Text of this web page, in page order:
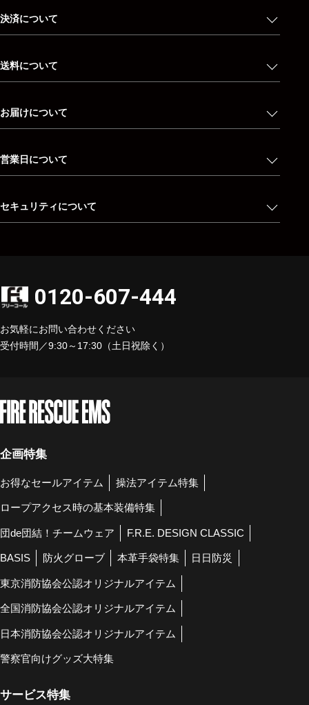
決済について
送料について
お届けについて
営業日について
セキュリティについて
0120-607-444
お気軽にお問い合わせください
受付時間／9:30～17:30（土日祝除く）
企画特集
お得なセールアイテム 操法アイテム特集
ロープアクセス時の基本装備特集
団de団結！チームウェア F.R.E. DESIGN CLASSIC
BASIS 防火グローブ 本革手袋特集 日日防災
東京消防協会公認オリジナルアイテム
全国消防協会公認オリジナルアイテム
日本消防協会公認オリジナルアイテム
警察官向けグッズ大特集
サービス特集